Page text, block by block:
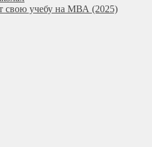
свою учебу на МВА (2025)